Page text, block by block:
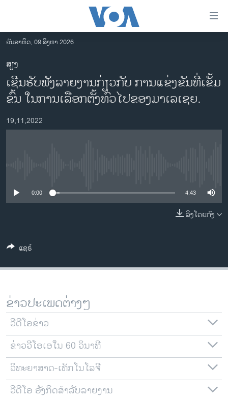
ເຂົ້າ
ຫາ
ຂ້າມ
ຂ້າມ
ຂ້າມ
ໄປ
ຫາ
ຊອກ
ລາວ
ອາເມຣິກາ
ການເລືອກຕັ້ງ ປະທານາທີບໍດີ ສະຫະລັດ 2024
ຂ່າວ​ຈີນ
ຊີວິດຊາວລາວ
ທຸລະກິດ
ພາສາອັງກິດ
ສຽງ
ລາຍການກະຈາຍສຽງ
ລາຍງານ
ຕິດຕາມພວກເຮົາ ທີ່
ພາສາຕ່າງໆ
ວັນອາທິດ, 09 ສິງຫາ 2026
ສຽງ
ເຊີນຮັບຟັງລາຍງານກ່ຽວກັບ ການແຂ່ງຂັນທີ່ເຂັ້ມ
ຂົ້ນ ໃນການເລືອກຕັ້ງທົ່ວໄປຂອງມາເລເຊຍ.
19,11,2022
0:00 4:43
ລິງໂດຍກົງ
ແຊຣ໌
ຂ່າວປະເພດຕ່າງໆ
ວີດີໂອຂ່າວ
ຂ່າວວີໂອເອໃນ 60 ວິນາທີ
ວິທະຍາສາດ-ເທັກໂນໂລຈີ
ວີດີໂອ ອັງກິດສຳລັບລາຍງານ